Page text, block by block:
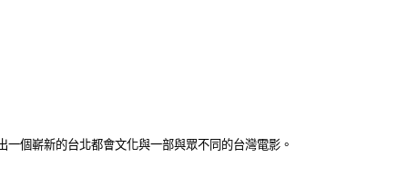
個嶄新的台北都會文化與一部與眾不同的台灣電影。